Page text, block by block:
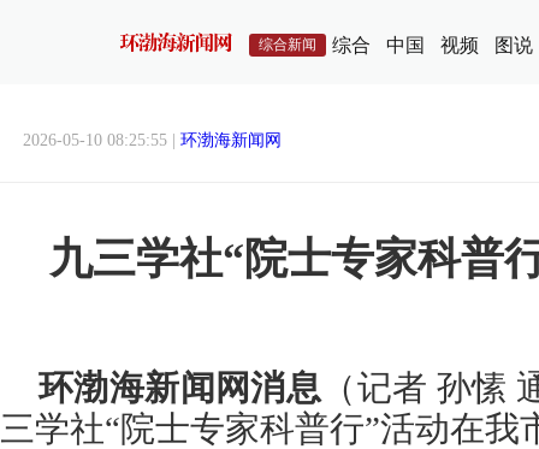
综合新闻 综合 中国 视频 图说
2026-05-10 08:25:55 | 环渤海新闻网
九三学社“院士专家科普
环渤海新闻网消息 （记者 孙愫
三学社“院士专家科普行”活动在我